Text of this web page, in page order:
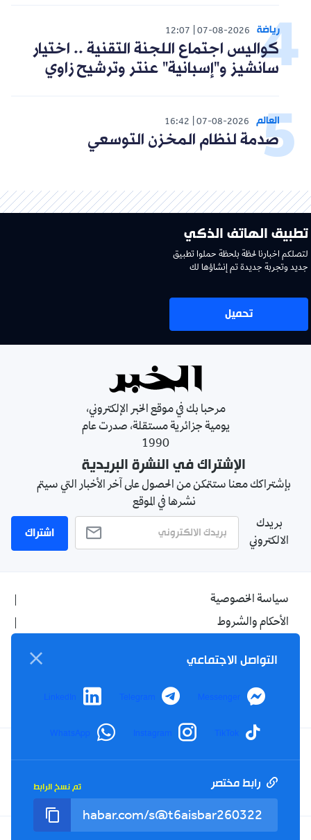
رياضة 07-08-2026
12:07
كواليس اجتماع اللجنة التقنية .. اختيار
سانشيز و"إسبانية" عنتر وترشيح زاوي
العالم 07-08-2026
16:42
صدمة لنظام المخزن التوسعي
تطبيق الهاتف الذكي
لتصلكم اخبارنا لحظة بلحظة حملوا تطبيق
جديد وتجربة جديدة تم إنشاؤها لك
تحميل
مرحبا بك في موقع الخبر الإلكتروني،
يومية جزائرية مستقلة، صدرت عام
1990
الإشتراك في النشرة البريدية
بإشتراكك معنا ستتمكن من الحصول على آخر الأخبار التي سيتم
نشرها في الموقع
بريدك
الالكتروني
اشتراك
سياسة الخصوصية
الأحكام والشروط
اتصل بنا
من نحن
Facebook
YouTube
TikTok
Twitter
Tel : +213(0)023 31 69 04 - eMail :info@elkhabar.com
التواصل الاجتماعي
Messenger
Telegram
LinkedIn
TikTok
Instagram
WhatsApp
رابط مختصر تم نسخ الرابط